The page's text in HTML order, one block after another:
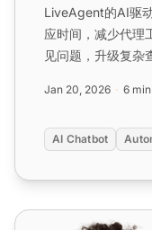
LiveAgent的AI驱
应时间，减少代理
见问题，升级复杂
Jan 20, 2026 6
AI Chatbot
FlowHunt